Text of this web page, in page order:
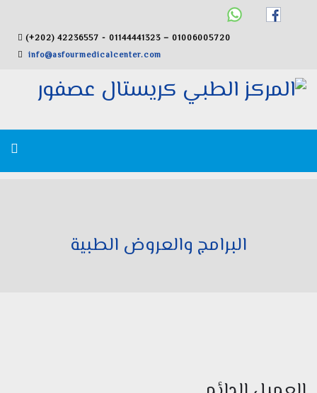
(+202) 42236557 - 01144441323 – 01006005720
info@asfourmedicalcenter.com
البرامج والعروض الطبية